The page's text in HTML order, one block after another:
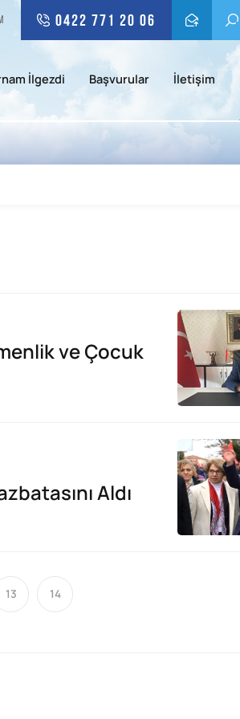
0422 771 20 06
İlgezdi Başvurular İletişim
ve Çocuk
Aldı
13 14